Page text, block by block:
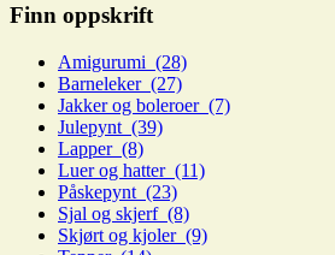
Finn oppskrift
Amigurumi (28)
Barneleker (27)
Jakker og boleroer (7)
Julepynt (39)
Lapper (8)
Luer og hatter (11)
Påskepynt (23)
Sjal og skjerf (8)
Skjørt og kjoler (9)